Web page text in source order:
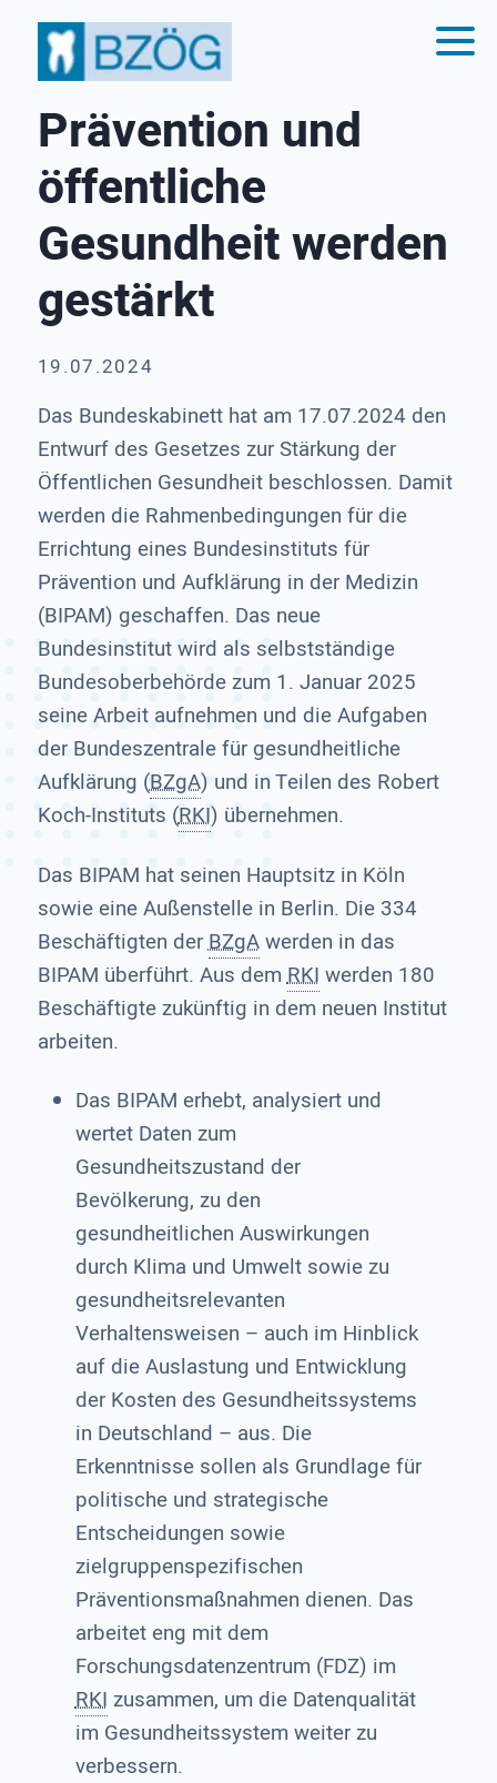
Prävention und
öffentliche
Gesundheit werden
gestärkt
19.07.2024
Das Bundeskabinett hat am 17.07.2024 den
Entwurf des Gesetzes zur Stärkung der
Öffentlichen Gesundheit beschlossen. Damit
werden die Rahmenbedingungen für die
Errichtung eines Bundesinstituts für
Prävention und Aufklärung in der Medizin
(BIPAM) geschaffen. Das neue
Bundesinstitut wird als selbstständige
Bundesoberbehörde zum 1. Januar 2025
seine Arbeit aufnehmen und die Aufgaben
der Bundeszentrale für gesundheitliche
Aufklärung (BZgA) und in Teilen des Robert
Koch-Instituts (RKI) übernehmen.
Das BIPAM hat seinen Hauptsitz in Köln
sowie eine Außenstelle in Berlin. Die 334
Beschäftigten derBZgAwerden in das
BIPAM überführt. Aus demRKI werden 180
Beschäftigte zukünftig in dem neuen Institut
arbeiten.
Das BIPAM erhebt, analysiert und
wertet Daten zum
Gesundheitszustand der
Bevölkerung, zu den
gesundheitlichen Auswirkungen
durch Klima und Umwelt sowie zu
gesundheitsrelevanten
Verhaltensweisen – auch im Hinblick
auf die Auslastung und Entwicklung
der Kosten des Gesundheitssystems
in Deutschland – aus. Die
Erkenntnisse sollen als Grundlage für
politische und strategische
Entscheidungen sowie
zielgruppenspezifischen
Präventionsmaßnahmen dienen. Das
arbeitet eng mit dem
Forschungsdatenzentrum (FDZ) im
RKI zusammen, um die Datenqualität
im Gesundheitssystem weiter zu
verbessern.